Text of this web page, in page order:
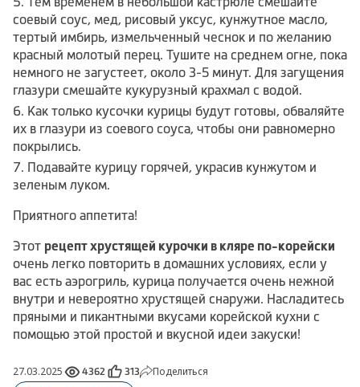
соевый соус, мед, рисовый уксус, кунжутное масло,
тертый имбирь, измельченный чеснок и по желанию
красный молотый перец. Тушите на среднем огне, пока
немного не загустеет, около 3-5 минут. Для загущения
глазури смешайте кукурузный крахмал с водой.
Как только кусочки курицы будут готовы, обваляйте
их в глазури из соевого соуса, чтобы они равномерно
покрылись.
Подавайте курицу горячей, украсив кунжутом и
зеленым луком.
Приятного аппетита!
Этот рецепт хрустящей курочки в кляре по-корейски
очень легко повторить в домашних условиях, если у
вас есть аэрогриль, курица получается очень нежной
внутри и невероятно хрустящей снаружи. Насладитесь
пряными и пикантными вкусами корейской кухни с
помощью этой простой и вкусной идеи закуски!
27.03.2025 4362 313 Поделиться